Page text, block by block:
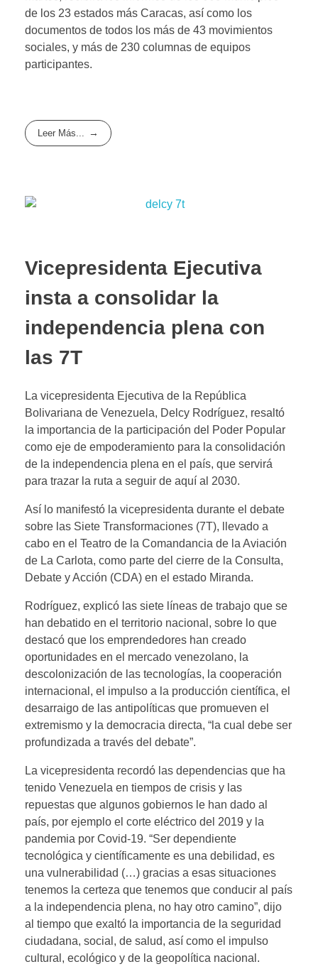
de los 23 estados más Caracas, así como los
documentos de todos los más de 43 movimientos
sociales, y más de 230 columnas de equipos
participantes.
Leer Más...
Vicepresidenta Ejecutiva
insta a consolidar la
independencia plena con
las 7T
La vicepresidenta Ejecutiva de la República
Bolivariana de Venezuela, Delcy Rodríguez, resaltó
la importancia de la participación del Poder Popular
como eje de empoderamiento para la consolidación
de la independencia plena en el país, que servirá
para trazar la ruta a seguir de aquí al 2030.
Así lo manifestó la vicepresidenta durante el debate
sobre las Siete Transformaciones (7T), llevado a
cabo en el Teatro de la Comandancia de la Aviación
de La Carlota, como parte del cierre de la Consulta,
Debate y Acción (CDA) en el estado Miranda.
Rodríguez, explicó las siete líneas de trabajo que se
han debatido en el territorio nacional, sobre lo que
destacó que los emprendedores han creado
oportunidades en el mercado venezolano, la
descolonización de las tecnologías, la cooperación
internacional, el impulso a la producción científica, el
desarraigo de las antipolíticas que promueven el
extremismo y la democracia directa, “la cual debe ser
profundizada a través del debate”.
La vicepresidenta recordó las dependencias que ha
tenido Venezuela en tiempos de crisis y las
repuestas que algunos gobiernos le han dado al
país, por ejemplo el corte eléctrico del 2019 y la
pandemia por Covid-19. “Ser dependiente
tecnológica y científicamente es una debilidad, es
una vulnerabilidad (…) gracias a esas situaciones
tenemos la certeza que tenemos que conducir al país
a la independencia plena, no hay otro camino”, dijo
al tiempo que exaltó la importancia de la seguridad
ciudadana, social, de salud, así como el impulso
cultural, ecológico y de la geopolítica nacional.